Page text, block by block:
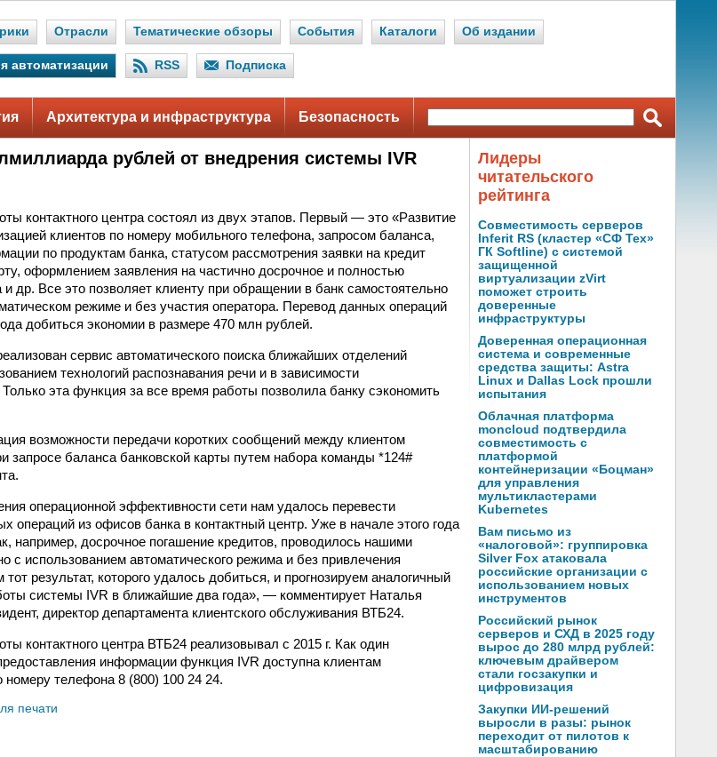
Отрасли Тематические обзоры События Каталоги Об издании
автоматизации RSS Подписка
Архитектура и инфраструктура Безопасность
рублей от внедрения системы IVR
контактного центра состоял из двух этапов. Первый — это «Развитие
клиентов по номеру мобильного телефона, запросом баланса,
по продуктам банка, статусом рассмотрения заявки на кредит
оформлением заявления на частично досрочное и полностью
и др. Все это позволяет клиенту при обращении в банк самостоятельно
режиме и без участия оператора. Перевод данных операций
добиться экономии в размере 470 млн рублей.
сервис автоматического поиска ближайших отделений
технологий распознавания речи и в зависимости
эта функция за все время работы позволила банку сэкономить
возможности передачи коротких сообщений между клиентом
запросе баланса банковской карты путем набора команды *124#
операционной эффективности сети нам удалось перевести
операций из офисов банка в контактный центр. Уже в начале этого года
например, досрочное погашение кредитов, проводилось нашими
с использованием автоматического режима и без привлечения
результат, которого удалось добиться, и прогнозируем аналогичный
системы IVR в ближайшие два года», — комментирует Наталья
директор департамента клиентского обслуживания ВТБ24.
контактного центра ВТБ24 реализовывал с 2015 г. Как один
информации функция IVR доступна клиентам
номеру телефона 8 (800) 100 24 24.
печати
Лидеры
читательского
рейтинга
Совместимость серверов
Inferit RS (кластер «СФ Тех»
ГК Softline) с системой
защищенной
виртуализации zVirt
поможет строить
доверенные
инфраструктуры
Доверенная операционная
система и современные
средства защиты: Astra
Linux и Dallas Lock прошли
испытания
Облачная платформа
moncloud подтвердила
совместимость с
платформой
контейнеризации «Боцман»
для управления
мультикластерами
Kubernetes
Вам письмо из
«налоговой»: группировка
Silver Fox атаковала
российские организации с
использованием новых
инструментов
Российский рынок
серверов и СХД в 2025 году
вырос до 280 млрд рублей:
ключевым драйвером
стали госзакупки и
цифровизация
Закупки ИИ-решений
выросли в разы: рынок
переходит от пилотов к
масштабированию